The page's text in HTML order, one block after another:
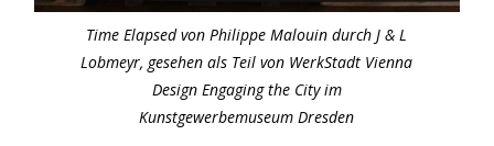
Time Elapsed von Philippe Malouin durch J & L
Lobmeyr, gesehen als Teil von WerkStadt Vienna
Design Engaging the City im
Kunstgewerbemuseum Dresden